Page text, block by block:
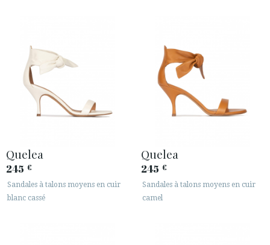
Quelea
245 €
Sandales à talons moyens en cuir
blanc cassé
Quelea
245 €
Sandales à talons moyens en cuir
camel